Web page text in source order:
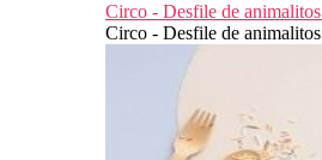
Circo - Desfile de animalitos
Circo - Desfile de animalitos